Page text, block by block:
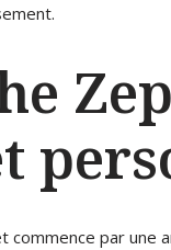
commence par une